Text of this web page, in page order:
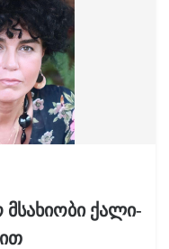
მსახიობი ქალი-